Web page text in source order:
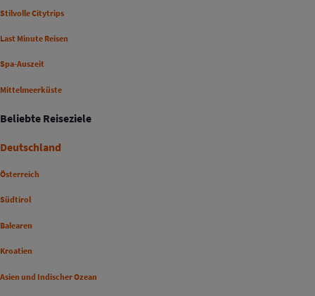
Stilvolle Citytrips
Last Minute Reisen
Spa-Auszeit
Mittelmeerküste
Beliebte Reiseziele
Deutschland
Österreich
Südtirol
Balearen
Kroatien
Asien und Indischer Ozean